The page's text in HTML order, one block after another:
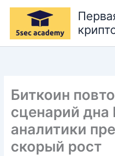
Перейти
содержимому
Биткоин
сценарий дна
аналитики
скорый рост